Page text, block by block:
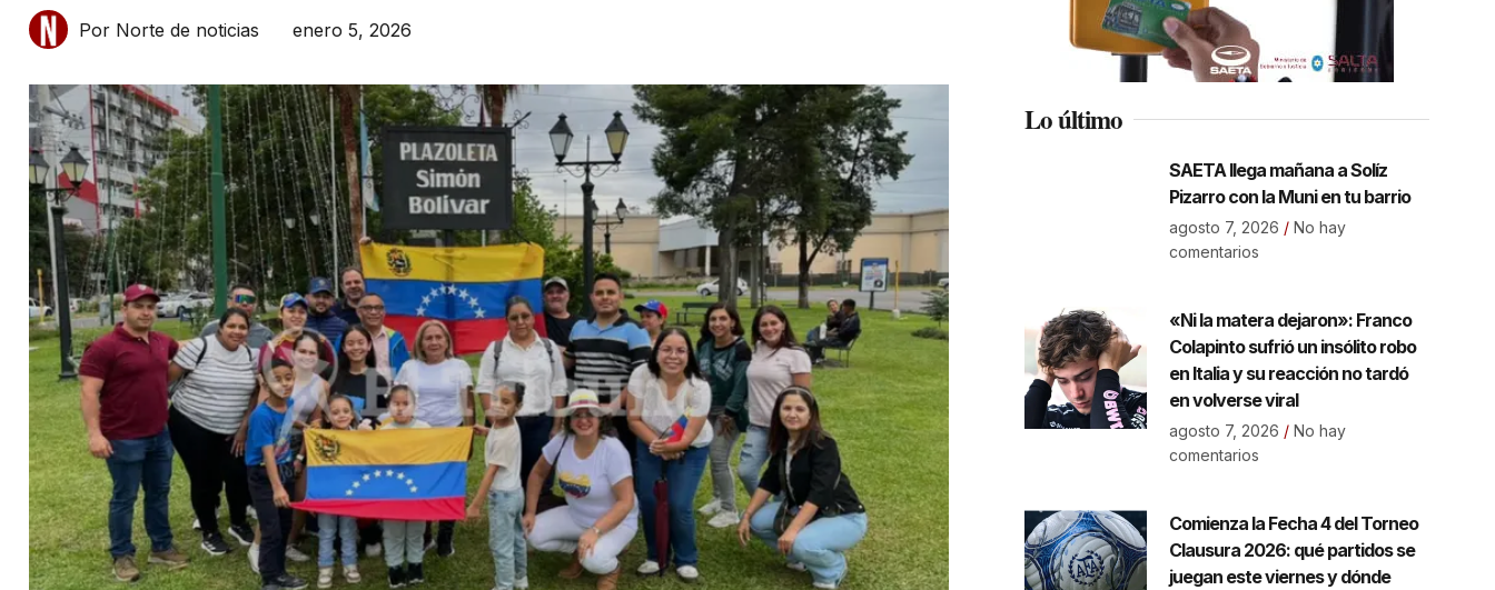
Por Norte de noticias enero 5, 2026
Lo último
SAETA llega mañana a Solíz
Pizarro con la Muni en tu barrio
agosto 7, 2026 No hay
comentarios
«Ni la matera dejaron»: Franco
Colapinto sufrió un insólito robo
en Italia y su reacción no tardó
en volverse viral
agosto 7, 2026 No hay
comentarios
Comienza la Fecha 4 del Torneo
Clausura 2026: qué partidos se
juegan este viernes y dónde